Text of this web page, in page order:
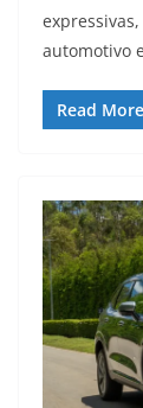
automotivo
Read More